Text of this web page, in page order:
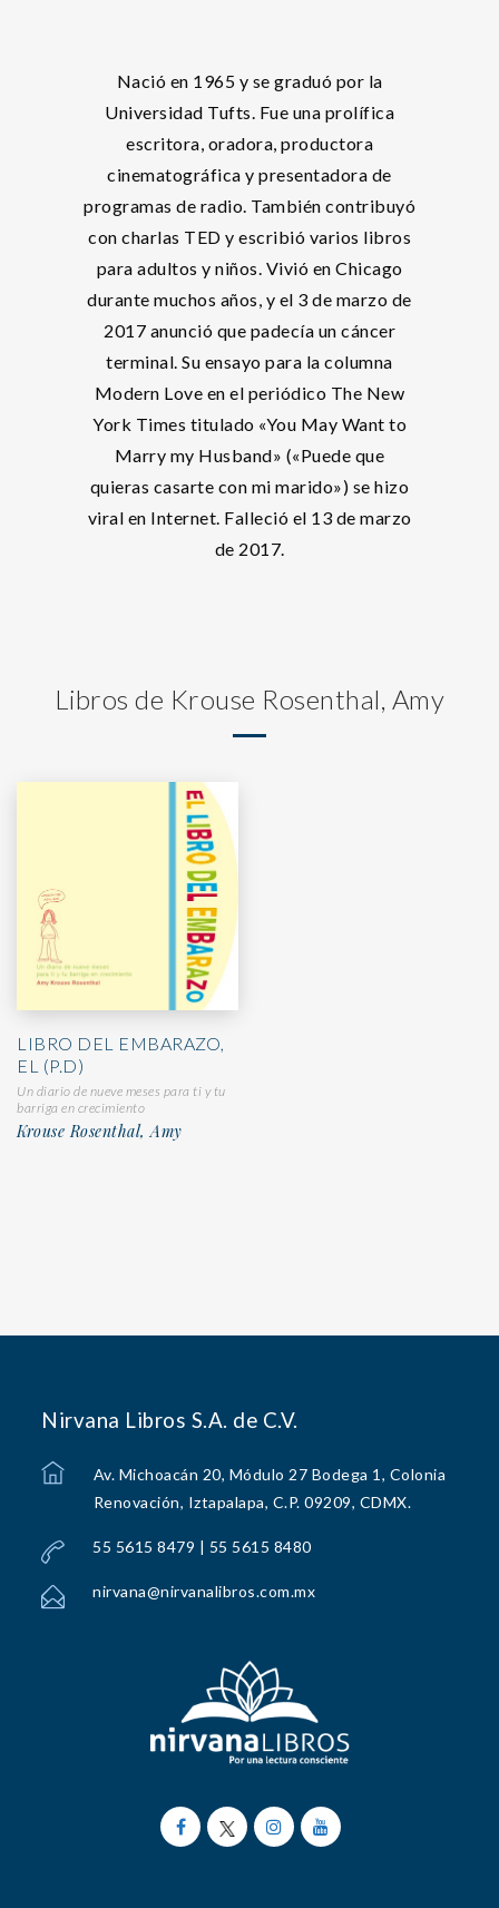
Nació en 1965 y se graduó por la
Universidad Tufts. Fue una prolífica
escritora, oradora, productora
cinematográfica y presentadora de
programas de radio. También contribuyó
con charlas TED y escribió varios libros
para adultos y niños. Vivió en Chicago
durante muchos años, y el 3 de marzo de
2017 anunció que padecía un cáncer
terminal. Su ensayo para la columna
Modern Love en el periódico The New
York Times titulado «You May Want to
Marry my Husband» («Puede que
quieras casarte con mi marido») se hizo
viral en Internet. Falleció el 13 de marzo
de 2017.
Libros de Krouse Rosenthal, Amy
LIBRO DEL EMBARAZO,
EL (P.D)
Un diario de nueve meses para ti y tu
barriga en crecimiento
Krouse Rosenthal, Amy
Nirvana Libros S.A. de C.V.
Av. Michoacán 20, Módulo 27 Bodega 1, Colonia
Renovación, Iztapalapa, C.P. 09209, CDMX.
55 5615 8479 | 55 5615 8480
nirvana@nirvanalibros.com.mx